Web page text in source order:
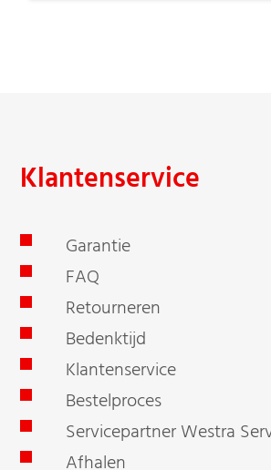
Klantenservice
Garantie
FAQ
Retourneren
Bedenktijd
Klantenservice
Bestelproces
Servicepartner Westra
Afhalen